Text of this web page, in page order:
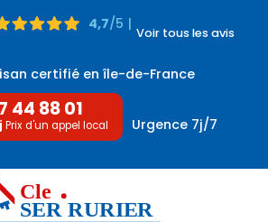
4,7/5 |
Voir tous les avis
certifié en île-de-France
44 88 01
Prix d'un appel local Urgence 7j/7